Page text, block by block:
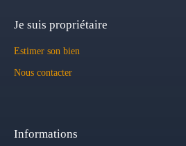
Je suis propriétaire
Estimer son bien
Nous contacter
Informations